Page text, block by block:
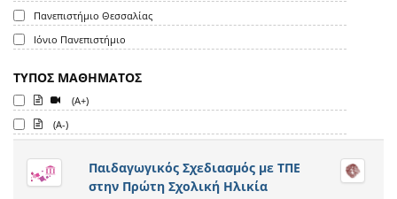
Πανεπιστήμιο Θεσσαλίας
Ιόνιο Πανεπιστήμιο
ΤΥΠΟΣ ΜΑΘΗΜΑΤΟΣ
(A+)
(A-)
Παιδαγωγικός Σχεδιασμός με ΤΠΕ
στην Πρώτη Σχολική Ηλικία